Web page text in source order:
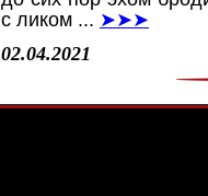
с ликом ... ➤➤➤
02.04.2021